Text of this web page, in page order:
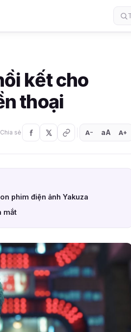
kết cho
thoại
Chia sẻ A− aA A+
phim điện ảnh Yakuza
mắt